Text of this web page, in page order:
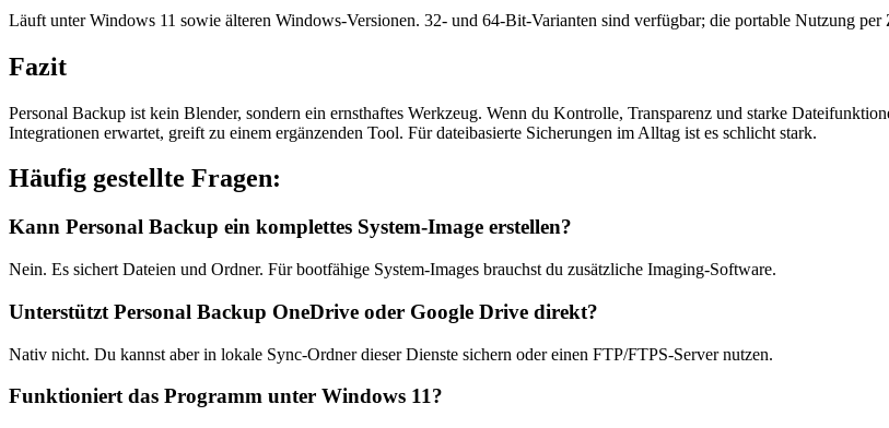
Läuft unter Windows 11 sowie älteren Windows-Versionen. 32- und 64-Bit-Varianten sind verfügbar; die portable Nutzung per
Fazit
Personal Backup ist kein Blender, sondern ein ernsthaftes Werkzeug. Wenn du Kontrolle, Transparenz und starke
Integrationen erwartet, greift zu einem ergänzenden Tool. Für dateibasierte Sicherungen im Alltag ist es schlicht stark.
Häufig gestellte Fragen:
Kann Personal Backup ein komplettes System-Image erstellen?
Nein. Es sichert Dateien und Ordner. Für bootfähige System-Images brauchst du zusätzliche Imaging-Software.
Unterstützt Personal Backup OneDrive oder Google Drive direkt?
Nativ nicht. Du kannst aber in lokale Sync-Ordner dieser Dienste sichern oder einen FTP/FTPS-Server nutzen.
Funktioniert das Programm unter Windows 11?